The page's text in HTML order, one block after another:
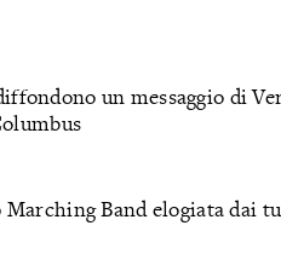
un messaggio di
Band elogiata dai